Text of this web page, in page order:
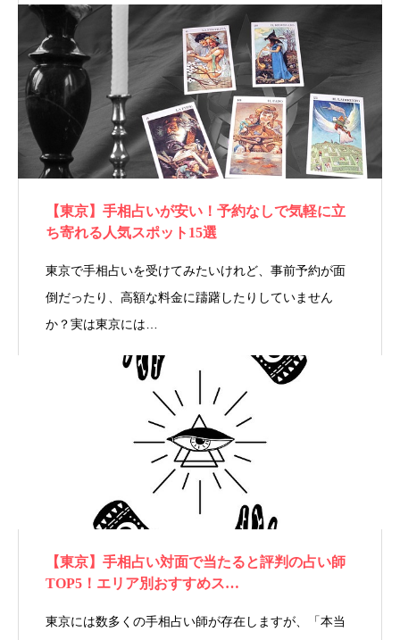
【東京】手相占いが安い！予約なしで気軽に立
ち寄れる人気スポット15選
東京で手相占いを受けてみたいけれど、事前予約が面
倒だったり、高額な料金に躊躇したりしていません
か？実は東京には…
【東京】手相占い対面で当たると評判の占い師
TOP5！エリア別おすすめス…
東京には数多くの手相占い師が存在しますが、「本当